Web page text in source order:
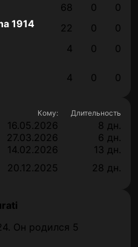
68 0
0
1914
22 0
0
4 0 0
4 0 0
Кому: Длительность
16.05.2026
8 дн.
27.03.2026
6 дн.
14.02.2026
13 дн.
20.12.2025 28 дн.
Он родился 5